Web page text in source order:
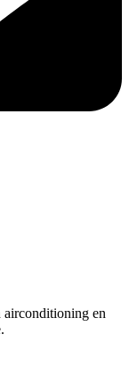
airconditioning en